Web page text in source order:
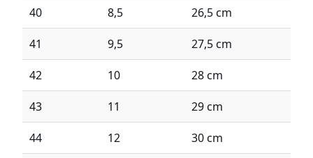
40 8,5 26,5 cm
41 9,5 27,5 cm
42 10 28 cm
43 11 29 cm
44 12 30 cm